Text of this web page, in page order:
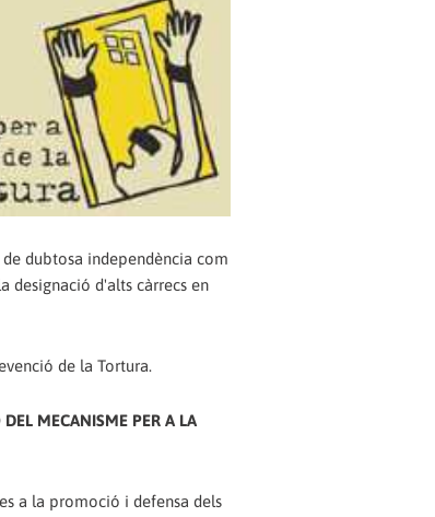
dubtosa independència com
designació d'alts càrrecs en
de la Tortura.
MECANISME PER A LA
a la promoció i defensa dels